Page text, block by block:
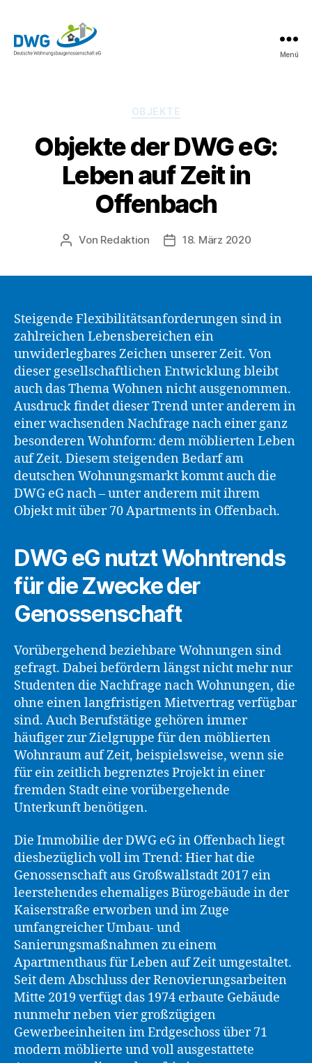
Menü
Kategorien
OBJEKTE
Objekte der DWG eG:
Leben auf Zeit in
Offenbach
Beitragsautor
Von Redaktion Beitragsdatum
18. März 2020
Steigende Flexibilitätsanforderungen sind in
zahlreichen Lebensbereichen ein
unwiderlegbares Zeichen unserer Zeit. Von
dieser gesellschaftlichen Entwicklung bleibt
auch das Thema Wohnen nicht ausgenommen.
Ausdruck findet dieser Trend unter anderem in
einer wachsenden Nachfrage nach einer ganz
besonderen Wohnform: dem möblierten Leben
auf Zeit. Diesem steigenden Bedarf am
deutschen Wohnungsmarkt kommt auch die
DWG eG nach – unter anderem mit ihrem
Objekt mit über 70 Apartments in Offenbach.
DWG eG nutzt Wohntrends
für die Zwecke der
Genossenschaft
Vorübergehend beziehbare Wohnungen sind
gefragt. Dabei befördern längst nicht mehr nur
Studenten die Nachfrage nach Wohnungen, die
ohne einen langfristigen Mietvertrag verfügbar
sind. Auch Berufstätige gehören immer
häufiger zur Zielgruppe für den möblierten
Wohnraum auf Zeit, beispielsweise, wenn sie
für ein zeitlich begrenztes Projekt in einer
fremden Stadt eine vorübergehende
Unterkunft benötigen.
Die Immobilie der DWG eG in Offenbach liegt
diesbezüglich voll im Trend: Hier hat die
Genossenschaft aus Großwallstadt 2017 ein
leerstehendes ehemaliges Bürogebäude in der
Kaiserstraße erworben und im Zuge
umfangreicher Umbau- und
Sanierungsmaßnahmen zu einem
Apartmenthaus für Leben auf Zeit umgestaltet.
Seit dem Abschluss der Renovierungsarbeiten
Mitte 2019 verfügt das 1974 erbaute Gebäude
nunmehr neben vier großzügigen
Gewerbeeinheiten im Erdgeschoss über 71
modern möblierte und voll ausgestattete